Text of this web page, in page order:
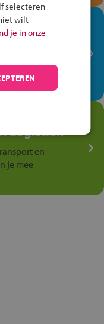
je op je
waar elke dag
de
Logistiek
en
je mee
selecteren
wilt
je in onze